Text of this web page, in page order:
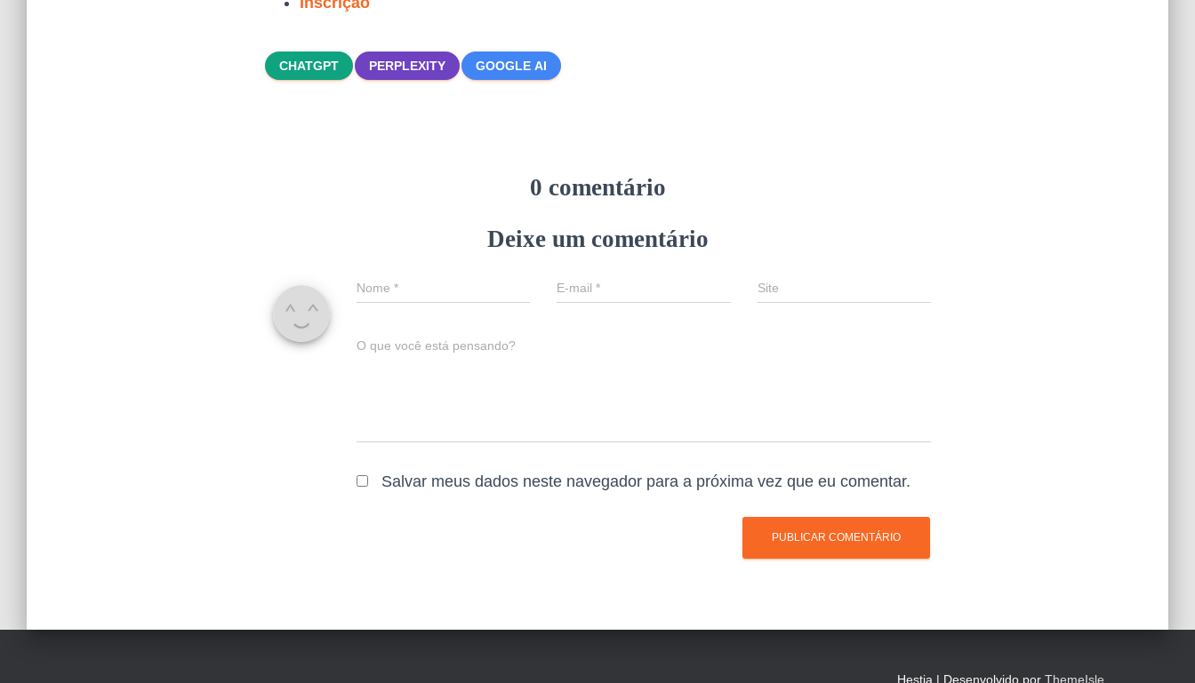
CHATGPT PERPLEXITY GOOGLE AI
0 comentário
Deixe um comentário
Nome * E-mail* Site
O que você está pensando?
Salvar meus dados neste navegador para a próxima vez que eu comentar.
Hestia | Desenvolvido por ThemeIsle